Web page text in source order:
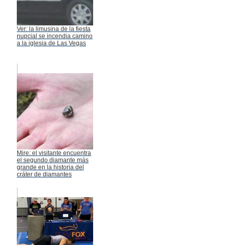
Ver: la limusina de la fiesta
nupcial se incendia camino
a la iglesia de Las Vegas
Mire: el visitante encuentra
el segundo diamante más
grande en la historia del
cráter de diamantes